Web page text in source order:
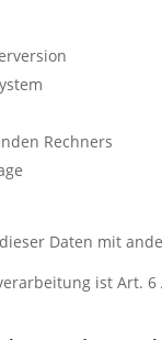
Rechners
Daten mit
ist Art.